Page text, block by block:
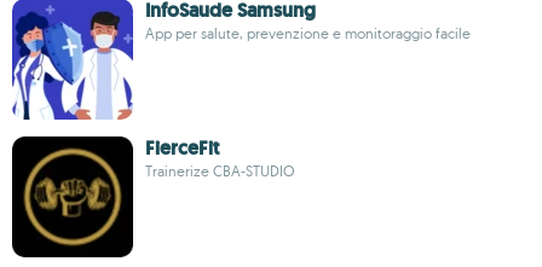
InfoSaude Samsung
App per salute, prevenzione e monitoraggio facile
FierceFit
Trainerize CBA-STUDIO